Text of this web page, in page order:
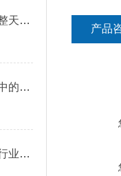
安全生产不松懈：车间作业一整天，硫化氢检测仪续航跟得上吗？
硫化氢检测仪在污水处理过程中的应用
硫化氢测量仪在石油和天然气行业中的应用
产品